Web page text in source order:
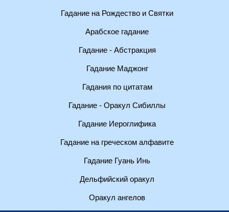
Гадание на Рождество и Святки
Арабское гадание
Гадание - Абстракция
Гадание Маджонг
Гадания по цитатам
Гадание - Оракул Сибиллы
Гадание Иероглифика
Гадание на греческом алфавите
Гадание Гуань Инь
Дельфийский оракул
Оракул ангелов